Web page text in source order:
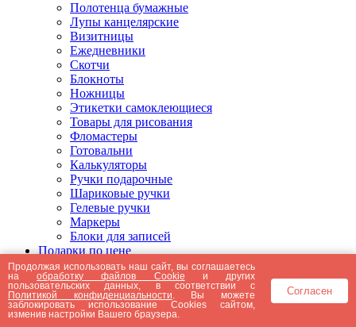
Полотенца бумажные
Лупы канцелярские
Визитницы
Ежедневники
Скотчи
Блокноты
Ножницы
Этикетки самоклеющиеся
Товары для рисования
Фломастеры
Готовальни
Калькуляторы
Ручки подарочные
Шариковые ручки
Гелевые ручки
Маркеры
Блоки для записей
Подарки по цене
Подарки от 5000 рублей
Подарки до 5000 рублей
Подарки до 3000 рублей
Подарки до 2000 рублей
Подарки до 1000 рублей
Продолжая использовать наш сайт, вы соглашаетесь
наобработку файлов Cookie и других
пользовательских данных, в соответствии с
Политикой конфиденциальности . Вы можете
заблокировать использование Cookies сайтом,
изменив настройки Вашего браузера.
Согласен